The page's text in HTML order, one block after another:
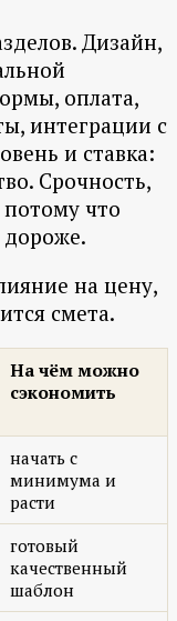
Дизайн,
оплата,
интеграции с
и ставка:
Срочность,
потому что
дороже.
на цену,
смета.
На чём можно
сэкономить
начать с
минимума и
расти
готовый
качественный
шаблон